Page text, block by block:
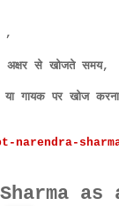
,
अक्षर से खोजते समय,
गायक पर खोज
narendra-